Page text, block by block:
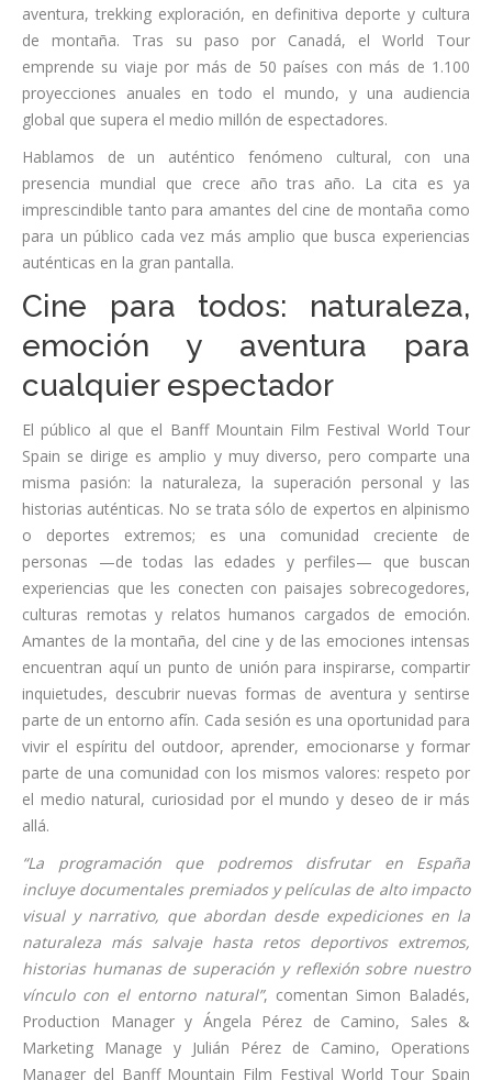
aventura, trekking exploración, en definitiva deporte y cultura
de montaña. Tras su paso por Canadá, el World Tour
emprende su viaje por más de 50 países con más de 1.100
proyecciones anuales en todo el mundo, y una audiencia
global que supera el medio millón de espectadores.
Hablamos de un auténtico fenómeno cultural, con una
presencia mundial que crece año tras año. La cita es ya
imprescindible tanto para amantes del cine de montaña como
para un público cada vez más amplio que busca experiencias
auténticas en la gran pantalla.
Cine para todos: naturaleza,
emoción y aventura para
cualquier espectador
El público al que el Banff Mountain Film Festival World Tour
Spain se dirige es amplio y muy diverso, pero comparte una
misma pasión: la naturaleza, la superación personal y las
historias auténticas. No se trata sólo de expertos en alpinismo
o deportes extremos; es una comunidad creciente de
personas —de todas las edades y perfiles— que buscan
experiencias que les conecten con paisajes sobrecogedores,
culturas remotas y relatos humanos cargados de emoción.
Amantes de la montaña, del cine y de las emociones intensas
encuentran aquí un punto de unión para inspirarse, compartir
inquietudes, descubrir nuevas formas de aventura y sentirse
parte de un entorno afín. Cada sesión es una oportunidad para
vivir el espíritu del outdoor, aprender, emocionarse y formar
parte de una comunidad con los mismos valores: respeto por
el medio natural, curiosidad por el mundo y deseo de ir más
allá.
“La programación que podremos disfrutar en España
incluye documentales premiados y películas de alto impacto
visual y narrativo, que abordan desde expediciones en la
naturaleza más salvaje hasta retos deportivos extremos,
historias humanas de superación y reflexión sobre nuestro
vínculo con el entorno natural”, comentan Simon Baladés,
Production Manager y Ángela Pérez de Camino, Sales &
Marketing Manage y Julián Pérez de Camino, Operations
Manager del Banff Mountain Film Festival World Tour Spain